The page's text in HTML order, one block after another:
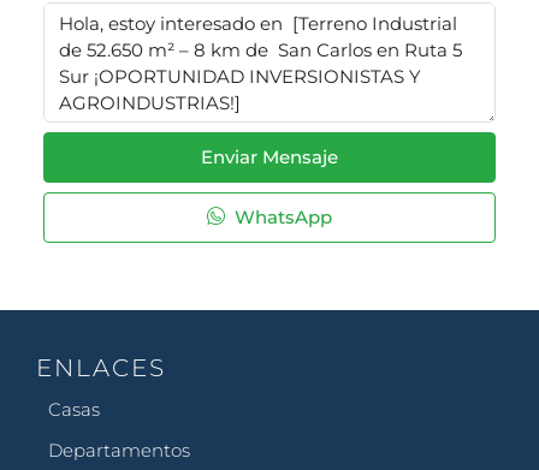
Enviar Mensaje
WhatsApp
ENLACES
Casas
Departamentos